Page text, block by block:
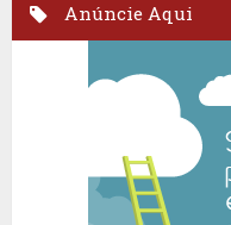
Anúncie Aqui